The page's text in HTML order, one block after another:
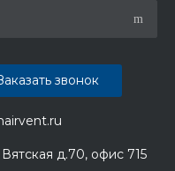
д.70, офис 715
звонок